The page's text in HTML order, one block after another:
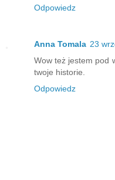
Odpowiedz
Anna Tomala 23
Wow też jestem pod
twoje historie.
Odpowiedz